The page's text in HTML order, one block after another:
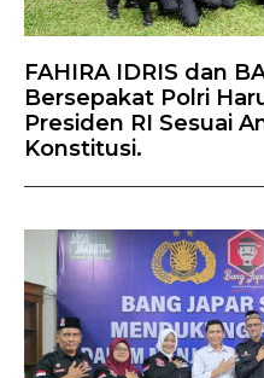
FAHIRA IDRIS dan
Bersepakat Polri
Presiden RI Sesuai
Konstitusi.